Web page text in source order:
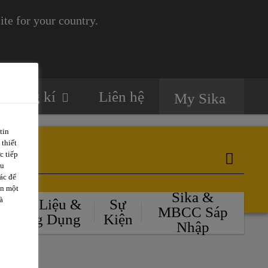
for your country.
Đăng kí Liên hệ My Sika
Tài Liệu &
Ứng Dụng
Sự
Kiện
Sika &
MBCC Sáp
Nhập
thiết
tiếp
để
một